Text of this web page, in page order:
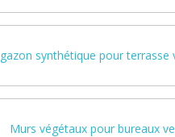
gazon synthétique pour terrasse
Murs végétaux pour bureaux